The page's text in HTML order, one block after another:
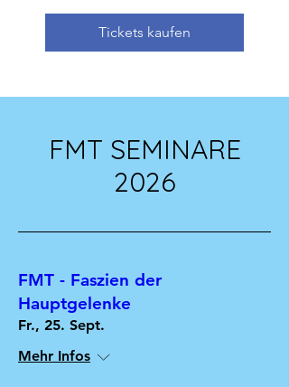
Tickets kaufen
FMT SEMINARE
2026
FMT - Faszien der
Hauptgelenke
Fr., 25. Sept.
Mehr Infos